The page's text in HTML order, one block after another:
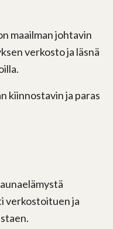
maailman johtavin
verkosto ja läsnä
kiinnostavin ja paras
verkostoituen ja